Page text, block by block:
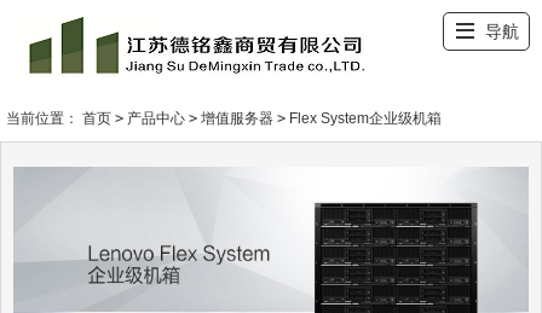
导航
首页
产品中心
客户案例
解决方案
新闻中心
关于我们
招贤纳士
联系我们
当前位置： 首页 > 产品中心 > 增值服务器 > Flex System企业级机箱